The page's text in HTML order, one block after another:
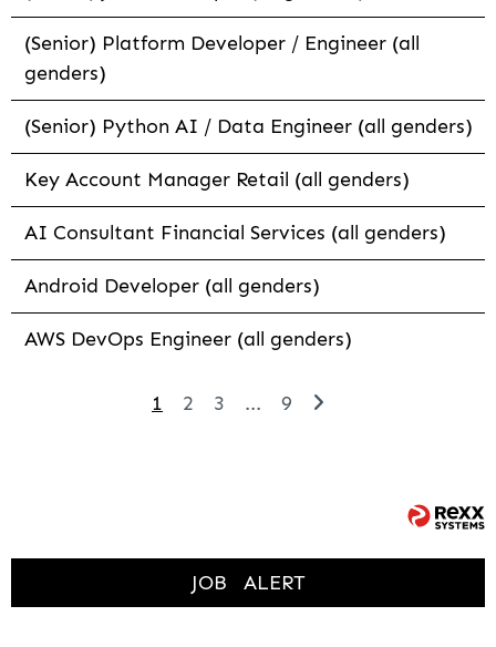
(Senior) Platform Developer / Engineer (all
genders)
(Senior) Python AI / Data Engineer (all genders)
Key Account Manager Retail (all genders)
AI Consultant Financial Services (all genders)
Android Developer (all genders)
AWS DevOps Engineer (all genders)
1 2 3 ... 9
JOB ALERT